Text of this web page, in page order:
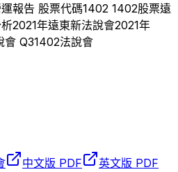
報告 股票代碼1402 1402股票遠
2021年遠東新法說會2021年
會 Q31402法說會
中文版 PDF
英文版 PDF